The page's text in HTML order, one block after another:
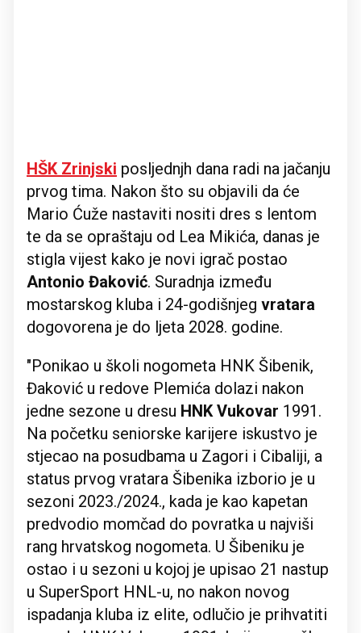
HŠK Zrinjski posljednjh dana radi na jačanju
prvog tima. Nakon što su objavili da će
Mario Ćuže nastaviti nositi dres s lentom
te da se opraštaju od Lea Mikića, danas je
stigla vijest kako je novi igrač postao
Antonio Đaković. Suradnja između
mostarskog kluba i 24-godišnjeg vratara
dogovorena je do ljeta 2028. godine.
"Ponikao u školi nogometa HNK Šibenik,
Đaković u redove Plemića dolazi nakon
jedne sezone u dresu HNK Vukovar 1991.
Na početku seniorske karijere iskustvo je
stjecao na posudbama u Zagori i Cibaliji, a
status prvog vratara Šibenika izborio je u
sezoni 2023./2024., kada je kao kapetan
predvodio momčad do povratka u najviši
rang hrvatskog nogometa. U Šibeniku je
ostao i u sezoni u kojoj je upisao 21 nastup
u SuperSport HNL-u, no nakon novog
ispadanja kluba iz elite, odlučio je prihvatiti